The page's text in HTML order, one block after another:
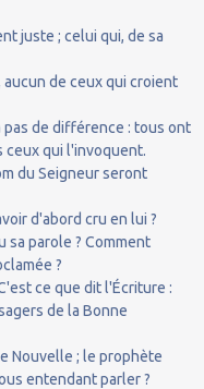
juste ; celui qui, de sa
de ceux qui croient
pas de différence : tous ont
ceux qui l'invoquent.
du Seigneur seront
d'abord cru en lui ?
sa parole ? Comment
?
ce que dit l'Écriture :
de la Bonne
Nouvelle ; le prophète
entendant parler ?